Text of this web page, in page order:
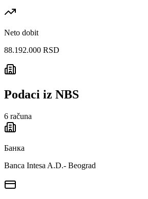
Neto dobit
88.192.000 RSD
Podaci iz NBS
6 računa
Банка
Banca Intesa A.D.- Beograd